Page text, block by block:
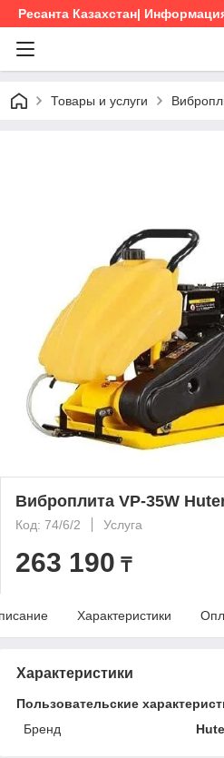
Ресанта Казахстан|
Товары и услуги
Виброплита VP-35W
Код: 74/6/2 Услуга
263 190 ₸
Характеристики
Характеристики
Пользовательские
Бренд